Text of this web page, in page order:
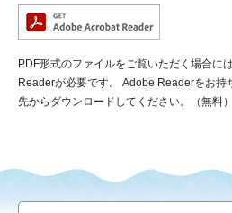
PDF形式のファイルをご覧いただく場合に
Readerが必要です。
Adobe Readerをお持
先からダウンロードしてください。（無料）